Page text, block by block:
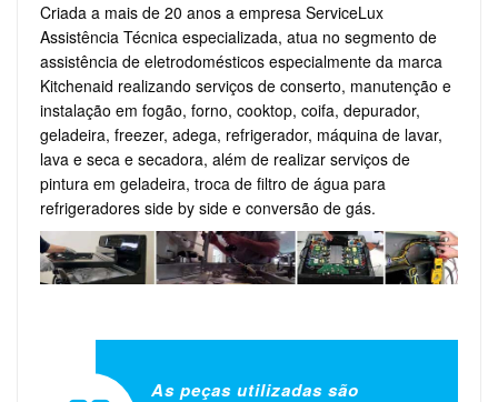
Criada a mais de 20 anos a empresa ServiceLux
Assistência Técnica especializada, atua no segmento de
assistência de eletrodomésticos especialmente da marca
Kitchenaid realizando serviços de conserto, manutenção e
instalação em fogão, forno, cooktop, coifa, depurador,
geladeira, freezer, adega, refrigerador, máquina de lavar,
lava e seca e secadora, além de realizar serviços de
pintura em geladeira, troca de filtro de água para
refrigeradores side by side e conversão de gás.
As peças utilizadas são